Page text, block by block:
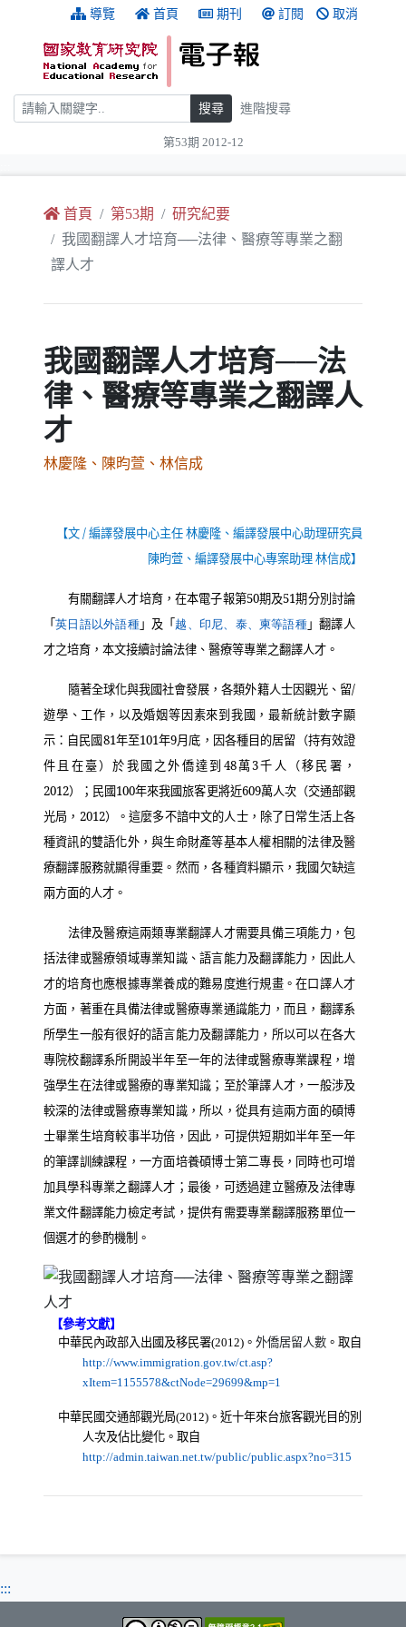
跳到主要內容 導覽 首頁 期刊 訂閱 取消
搜尋 搜尋 進階搜尋
第53期 2012-12
首頁 第53期
研究紀要
我國翻譯人才培育──法律、醫療等專業之翻
譯人才
我國翻譯人才培育──法
律、醫療等專業之翻譯人
才
林慶隆、陳昀萱、林信成
【文/編譯發展中心主任 林慶隆、編譯發展中心助理研究員
陳昀萱、編譯發展中心專案助理 林信成】
有關翻譯人才培育，在本電子報第50期及51期分別討論
「英日語以外語種 （另開新視窗）
」及「越、印尼、泰、柬等語種 （另開新視窗
」翻譯人
才之培育，本文接續討論法律、醫療等專業之翻譯人才。
隨著全球化與我國社會發展，各類外籍人士因觀光、留/
遊學、工作，以及婚姻等因素來到我國，最新統計數字顯
示：自民國81年至101年9月底，因各種目的居留（持有效證
件且在臺）於我國之外僑達到 48萬3千人（移民署，
2012）；民國100年來我國旅客更將近609萬人次（交通部觀
光局， 2012）。這麼多不諳中文的人士，除了日常生活上各
種資訊的雙語化外，與生命財產等基本人權相關的法律及醫
療翻譯服務就顯得重要。然而，各種資料顯示，我國欠缺這
兩方面的人才。
法律及醫療這兩類專業翻譯人才需要具備三項能力，包
括法律或醫療領域專業知識、語言能力及翻譯能力，因此人
才的培育也應根據專業養成的難易度進行規畫。在口譯人才
方面，著重在具備法律或醫療專業通識能力，而且，翻譯系
所學生一般有很好的語言能力及翻譯能力，所以可以在各大
專院校翻譯系所開設半年至一年的法律或醫療專業課程，增
強學生在法律或醫療的專業知識；至於筆譯人才，一般涉及
較深的法律或醫療專業知識，所以，從具有這兩方面的碩博
士畢業生培育較事半功倍，因此，可提供短期如半年至一年
的筆譯訓練課程，一方面培養碩博士第二專長，同時也可增
加具學科專業之翻譯人才；最後，可透過建立醫療及法律專
業文件翻譯能力檢定考試，提供有需要專業翻譯服務單位一
個選才的參酌機制。
【參考文獻】
中華民內政部入出國及移民署(2012) 。 外僑居留人數 。取自
http://www.immigration.gov.tw/ct.asp?
xItem=1155578&ctNode=29699&mp=1（另開新視窗）
中華民國交通部觀光局(2012) 。近十年來台旅客觀光目的別
人次及佔比變化。取自
http://admin.taiwan.net.tw/public/public.aspx?no=315（另開新視窗
:::